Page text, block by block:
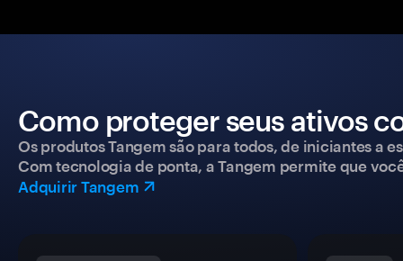
Como proteger seus ativos
Os produtos Tangem são para todos, de iniciantes a
Com tecnologia de ponta, a Tangem permite que
Adquirir Tangem